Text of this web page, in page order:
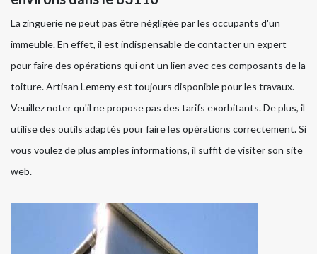
La zinguerie ne peut pas être négligée par les occupants d'un
immeuble. En effet, il est indispensable de contacter un expert
pour faire des opérations qui ont un lien avec ces composants de la
toiture. Artisan Lemeny est toujours disponible pour les travaux.
Veuillez noter qu'il ne propose pas des tarifs exorbitants. De plus, il
utilise des outils adaptés pour faire les opérations correctement. Si
vous voulez de plus amples informations, il suffit de visiter son site
web.